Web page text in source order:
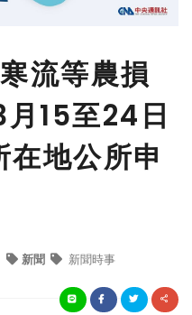
流等農損
15至24日
地公所申
新聞 新聞時事